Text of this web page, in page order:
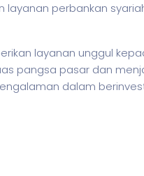
perbankan
layanan unggul
pangsa pasar dan
dalam